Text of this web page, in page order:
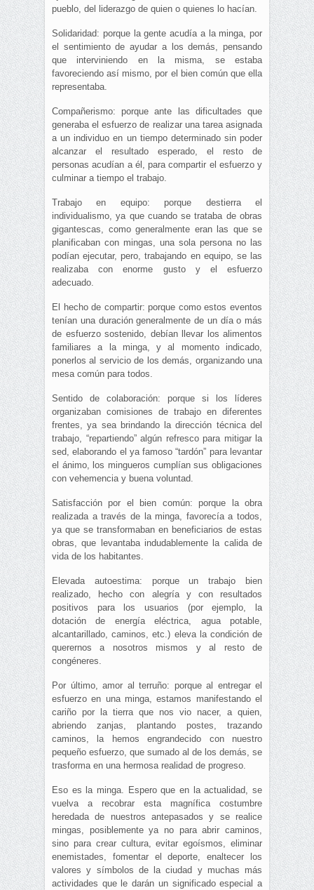
pueblo, del liderazgo de quien o quienes lo hacían.
Solidaridad: porque la gente acudía a la minga, por
el sentimiento de ayudar a los demás, pensando
que interviniendo en la misma, se estaba
favoreciendo así mismo, por el bien común que ella
representaba.
Compañerismo: porque ante las dificultades que
generaba el esfuerzo de realizar una tarea asignada
a un individuo en un tiempo determinado sin poder
alcanzar el resultado esperado, el resto de
personas acudían a él, para compartir el esfuerzo y
culminar a tiempo el trabajo.
Trabajo en equipo: porque destierra el
individualismo, ya que cuando se trataba de obras
gigantescas, como generalmente eran las que se
planificaban con mingas, una sola persona no las
podían ejecutar, pero, trabajando en equipo, se las
realizaba con enorme gusto y el esfuerzo
adecuado.
El hecho de compartir: porque como estos eventos
tenían una duración generalmente de un día o más
de esfuerzo sostenido, debían llevar los alimentos
familiares a la minga, y al momento indicado,
ponerlos al servicio de los demás, organizando una
mesa común para todos.
Sentido de colaboración: porque si los líderes
organizaban comisiones de trabajo en diferentes
frentes, ya sea brindando la dirección técnica del
trabajo, “repartiendo” algún refresco para mitigar la
sed, elaborando el ya famoso “tardón” para levantar
el ánimo, los mingueros cumplían sus obligaciones
con vehemencia y buena voluntad.
Satisfacción por el bien común: porque la obra
realizada a través de la minga, favorecía a todos,
ya que se transformaban en beneficiarios de estas
obras, que levantaba indudablemente la calida de
vida de los habitantes.
Elevada autoestima: porque un trabajo bien
realizado, hecho con alegría y con resultados
positivos para los usuarios (por ejemplo, la
dotación de energía eléctrica, agua potable,
alcantarillado, caminos, etc.) eleva la condición de
querernos a nosotros mismos y al resto de
congéneres.
Por último, amor al terruño: porque al entregar el
esfuerzo en una minga, estamos manifestando el
cariño por la tierra que nos vio nacer, a quien,
abriendo zanjas, plantando postes, trazando
caminos, la hemos engrandecido con nuestro
pequeño esfuerzo, que sumado al de los demás, se
trasforma en una hermosa realidad de progreso.
Eso es la minga. Espero que en la actualidad, se
vuelva a recobrar esta magnífica costumbre
heredada de nuestros antepasados y se realice
mingas, posiblemente ya no para abrir caminos,
sino para crear cultura, evitar egoísmos, eliminar
enemistades, fomentar el deporte, enaltecer los
valores y símbolos de la ciudad y muchas más
actividades que le darán un significado especial a